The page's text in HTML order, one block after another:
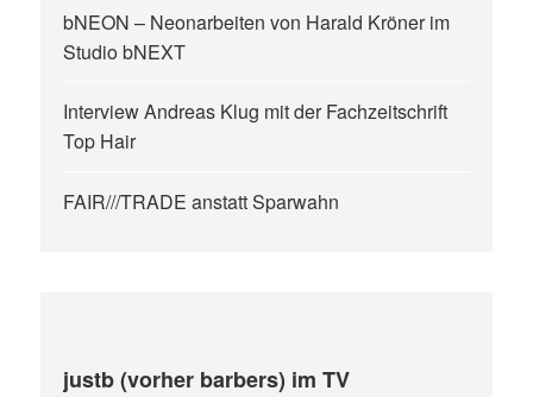
bNEON – Neonarbeiten von Harald Kröner im
Studio bNEXT
Interview Andreas Klug mit der Fachzeitschrift
Top Hair
FAIR///TRADE anstatt Sparwahn
justb (vorher barbers) im TV